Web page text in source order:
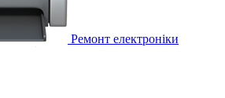
Ремонт електроніки